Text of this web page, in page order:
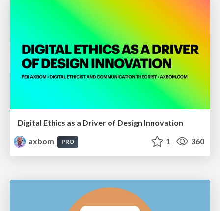
Digital Ethics as a Driver of Design Innovation
axbom
PRO 1 360